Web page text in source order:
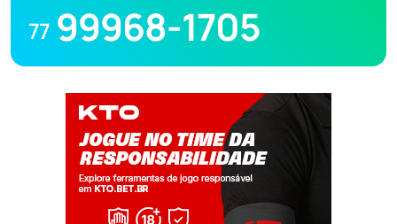
77 99968-1705